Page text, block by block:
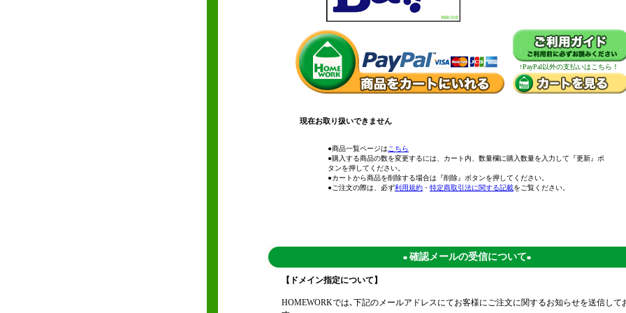
↑PayPal以外の支払いはこちら！
現在お取り扱いできません
●商品一覧ページは こちら
●購入する商品の数を変更するには、カート内、数量欄に購入数量を入力して『更新』ボ
タンを押してください。
●カートから商品を削除する場合は『削除』ボタンを押してください。
●ご注文の際は、必ず利用規約 ・ 特定商取引法に関する記載をご覧ください。
■ 確認メールの受信について■
【ドメイン指定について】
HOMEWORKでは､下記のメールアドレスにてお客様にご注文に関するお知らせを送信して